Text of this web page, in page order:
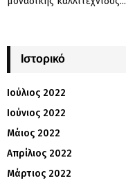
Ιστορικό
Ιούλιος 2022
Ιούνιος 2022
Μάιος 2022
Απρίλιος 2022
Μάρτιος 2022